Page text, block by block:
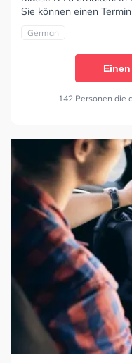
Sie können einen
German
142 Personen die